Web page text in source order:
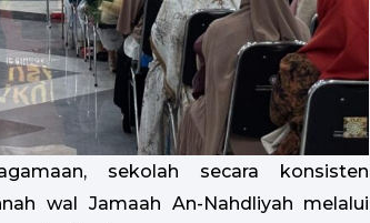
sekolah secara konsisten
wal Jamaah An-Nahdliyah melalui